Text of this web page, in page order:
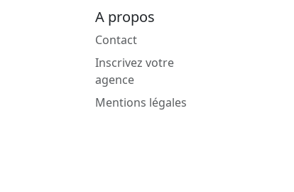
A propos
Contact
Inscrivez votre
agence
Mentions légales